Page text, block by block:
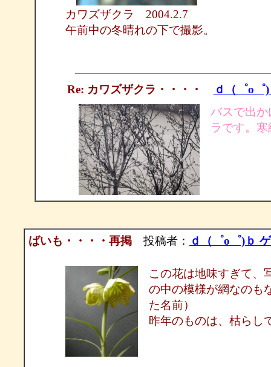
カワズザクラ 2004.2.7
午前中の冬晴れの下で撮影。
Re: カワズザクラ・・・・
ｄ（゜ο゜
バスで出
ラです。
ばいも・・・・再掲 投稿者： ｄ（゜ο゜)ｂ
この花は地味すぎて、
の中の模様が網なのも
た名前）
昨年のものは、枯らし